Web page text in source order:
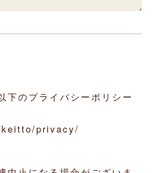
下のプライバシーポリシー
privacy/